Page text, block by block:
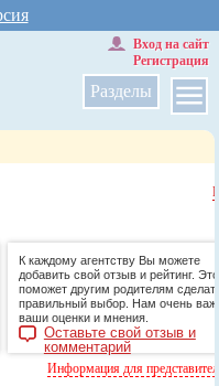
Разделы
Вход на сайт
Регистрация
К каждому агентству Вы можете
добавить свой отзыв и рейтинг. Это
поможет другим родителям
правильный выбор. Нам очень
ваши оценки и мнения.
Оставьте свой отзыв и
комментарий
Информация для